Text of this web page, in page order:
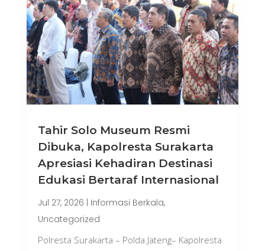
Tahir Solo Museum Resmi
Dibuka, Kapolresta Surakarta
Apresiasi Kehadiran Destinasi
Edukasi Bertaraf Internasional
Jul 27, 2026 Informasi Berkala,
Uncategorized
Polresta Surakarta – Polda Jateng– Kapolresta